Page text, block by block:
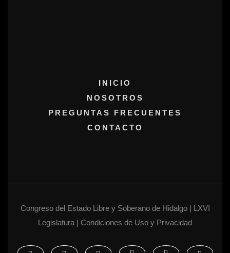
INICIO
NOSOTROS
PREGUNTAS FRECUENTES
CONTACTO
Congreso del Estado Libre y Soberano de Hidalgo | LXVI
Legislatura | Condiciones de Uso y Privacidad